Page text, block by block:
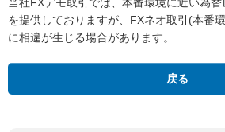
を提供しておりますが、FXネオ取引(本番
に相違が生じる場合があります。
戻る